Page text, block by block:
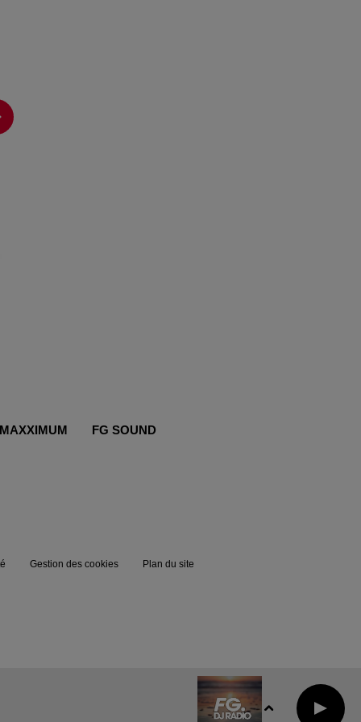
FG SOUND
Gestion des cookies Plan du site